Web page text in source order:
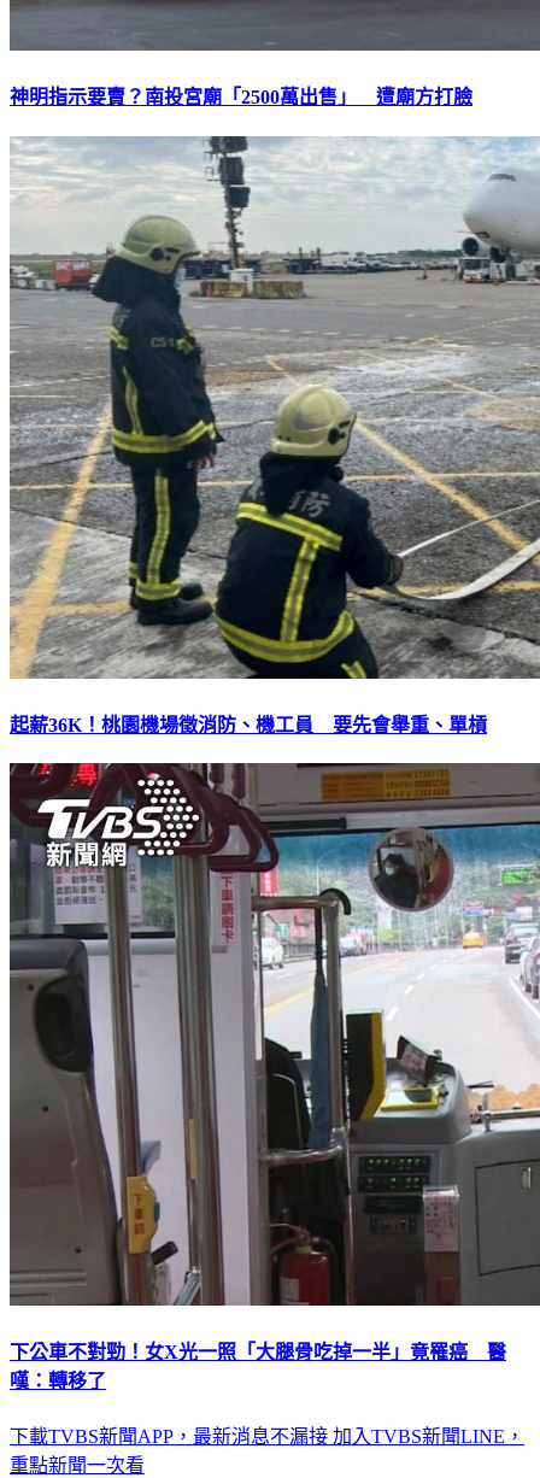
神明指示要賣？南投宮廟「2500萬出售」 遭廟方打臉
起薪36K！桃園機場徵消防、機工員 要先會舉重、單槓
下公車不對勁！女X光一照「大腿骨吃掉一半」竟罹癌 醫
嘆：轉移了
下載TVBS新聞APP，最新消息不漏接 加入TVBS新聞LINE，
重點新聞一次看